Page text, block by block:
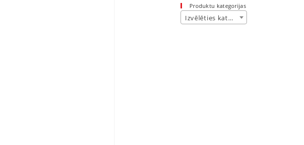
Produktu kategorijas
Izvēlēties kategoriju